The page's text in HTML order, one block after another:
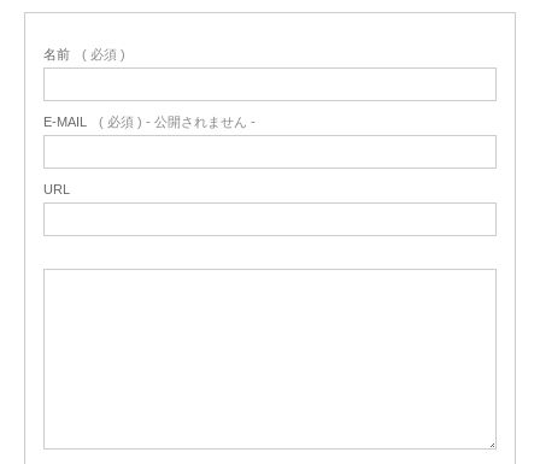
名前 ( 必須 )
E-MAIL ( 必須 ) - 公開されません -
URL